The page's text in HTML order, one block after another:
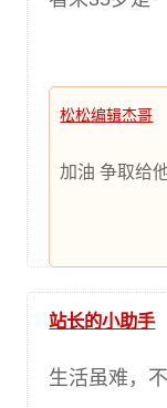
松松编辑杰哥
加油 争取给
站长的小助手
生活虽难，